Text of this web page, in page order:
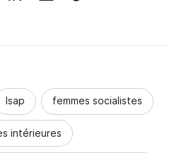
lsap femmes socialistes
intérieures